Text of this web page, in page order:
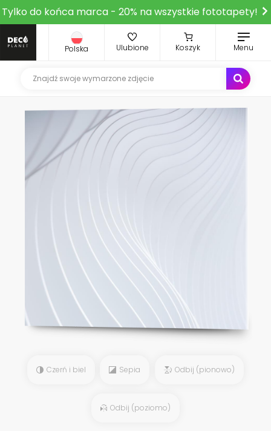
Tylko do końca marca - 20% na wszystkie fototapety!
Polska Ulubione Koszyk Menu
Czerń i biel Sepia Odbij (pionowo)
Odbij (poziomo)